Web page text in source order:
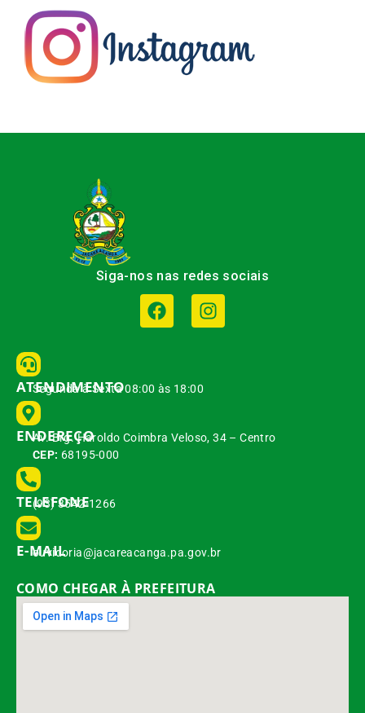
Siga-nos nas redes sociais
ATENDIMENTO
Segunda à Sexta 08:00 às 18:00
ENDEREÇO
Av. Brg. Haroldo Coimbra Veloso, 34 – Centro
CEP: 68195-000
TELEFONE
(93) 3542-1266
E-MAIL
ouvidoria@jacareacanga.pa.gov.br
COMO CHEGAR À PREFEITURA